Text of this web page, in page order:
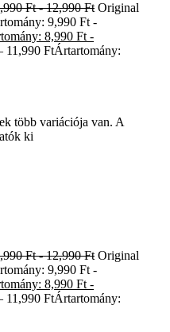
Ft - 12,990 Ft Original
9,990 Ft -
8,990 Ft -
11,990 FtÁrtartomány:
több variációja van. A
ki
Ft - 12,990 Ft Original
9,990 Ft -
8,990 Ft -
11,990 FtÁrtartomány: